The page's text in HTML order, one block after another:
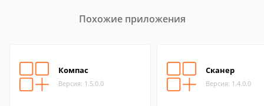
Похожие приложения
Компас
Версия: 1.5.0.0
Сканер
Версия: 1.4.0.0